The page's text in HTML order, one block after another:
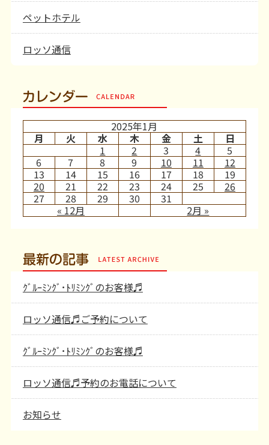
ペットホテル
ロッソ通信
カレンダー
2025年1月
月
火 水 木 金 土 日
« 12月 2月 »
1 2 3 4
5
6
7 8 9 10 11
12
13
14 15 16 17 18
19
20
21 22 23 24 25
26
27
28 29 30 31
最新の記事
ｸﾞﾙｰﾐﾝｸﾞ･ﾄﾘﾐﾝｸﾞのお客様♬
ロッソ通信♬ご予約について
ｸﾞﾙｰﾐﾝｸﾞ･ﾄﾘﾐﾝｸﾞのお客様♬
ロッソ通信♬予約のお電話について
お知らせ